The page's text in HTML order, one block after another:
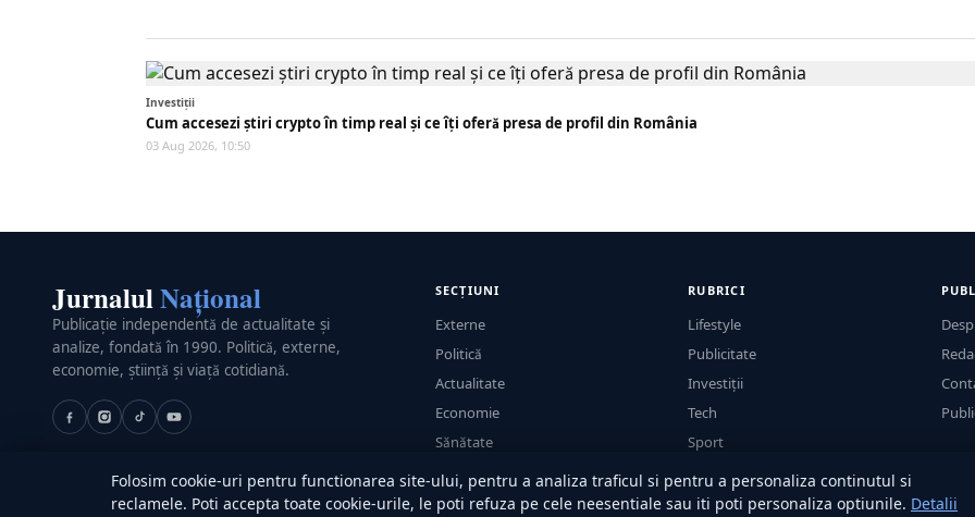
Investiții
Cum accesezi știri crypto în timp real și ce îți oferă presa de profil din România
03 Aug 2026, 10:50
JurnalulNațional
Publicație independentă de actualitate și
analize, fondată în 1990. Politică, externe,
economie, știință și viață cotidiană.
SECȚIUNI
Externe
Politică
Actualitate
Economie
Sănătate
Utile
RUBRICI
Lifestyle
Publicitate
Investiții
Tech
Sport
Casă și Grădină
Folosim cookie-uri pentru functionarea site-ului, pentru a analiza traficul si pentru a personaliza continutul si
reclamele. Poti accepta toate cookie-urile, le poti refuza pe cele neesentiale sau iti poti personaliza optiunile. Detalii